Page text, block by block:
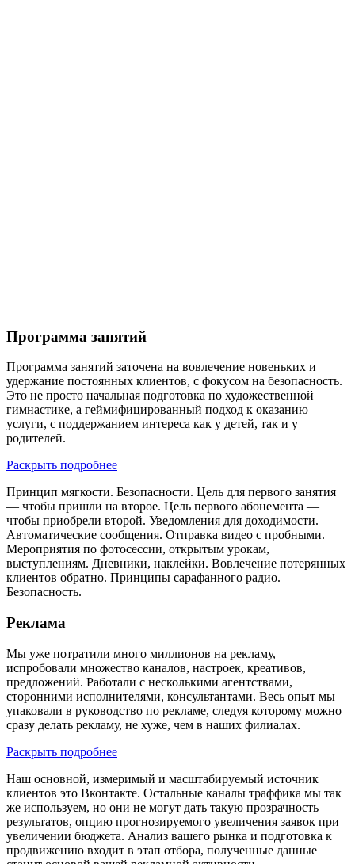
Программа занятий
Программа занятий заточена на вовлечение новеньких и
удержание постоянных клиентов, с фокусом на безопасность.
Это не просто начальная подготовка по художественной
гимнастике, а геймифицированный подход к оказанию
услуги, с поддержанием интереса как у детей, так и у
родителей.
Раскрыть подробнее
Принцип мягкости. Безопасности. Цель для первого занятия
— чтобы пришли на второе. Цель первого абонемента —
чтобы приобрели второй. Уведомления для доходимости.
Автоматические сообщения. Отправка видео с пробными.
Мероприятия по фотосессии, открытым урокам,
выступлениям. Дневники, наклейки. Вовлечение потерянных
клиентов обратно. Принципы сарафанного радио.
Безопасность.
Реклама
Мы уже потратили много миллионов на рекламу,
испробовали множество каналов, настроек, креативов,
предложений. Работали с несколькими агентствами,
сторонними исполнителями, консультантами. Весь опыт мы
упаковали в руководство по рекламе, следуя которому можно
сразу делать рекламу, не хуже, чем в наших филиалах.
Раскрыть подробнее
Наш основной, измеримый и масштабируемый источник
клиентов это Вконтакте. Остальные каналы траффика мы так
же используем, но они не могут дать такую прозрачность
результатов, опцию прогнозируемого увеличения заявок при
увеличении бюджета. Анализ вашего рынка и подготовка к
продвижению входит в этап отбора, полученные данные